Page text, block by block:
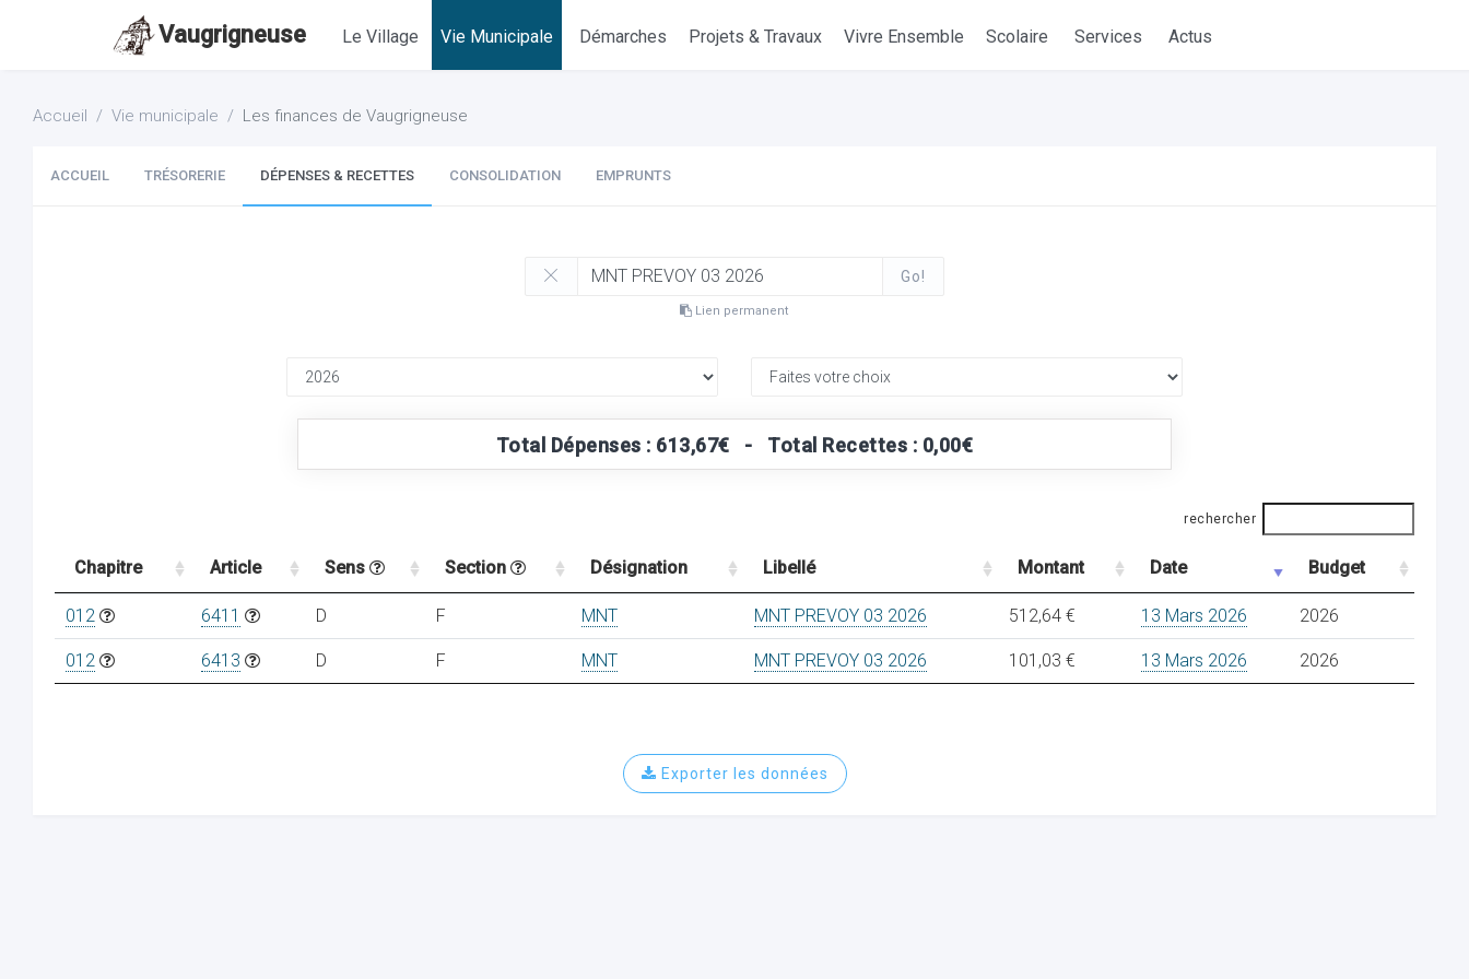
Vaugrigneuse Le Village Vie Municipale Démarches Projets & Travaux Vivre Ensemble Scolaire Services Actus
Accueil Vie municipale Les finances de Vaugrigneuse
ACCUEIL TRÉSORERIE DÉPENSES & RECETTES CONSOLIDATION EMPRUNTS
Go!
Lien permanent
Total Dépenses : 613,67€ - Total Recettes : 0,00€
rechercher
Chapitre Article Sens Section Désignation Libellé Montant Date Budget
012 6411 D F MNT MNT PREVOY 03 2026 512,64 € 13 Mars 2026 2026
012 6413 D F MNT MNT PREVOY 03 2026 101,03 € 13 Mars 2026 2026
Exporter les données